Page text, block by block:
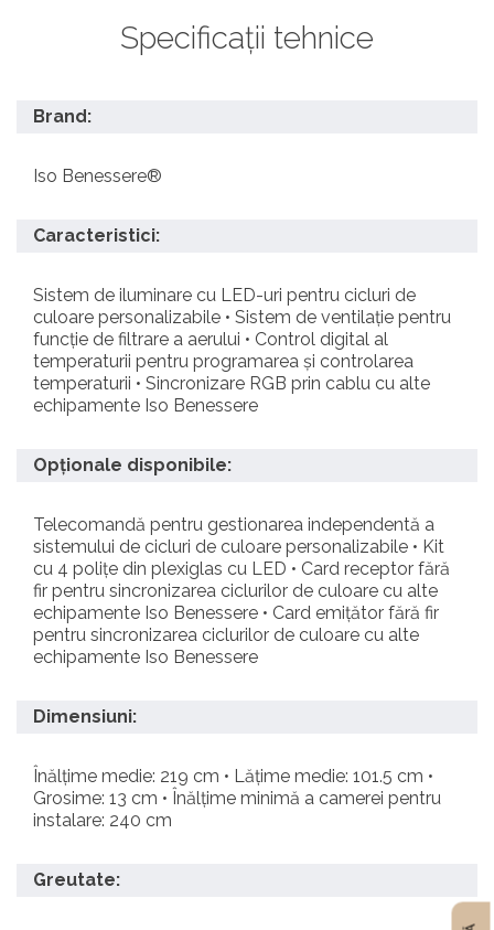
Specificații tehnice
Brand:
Iso Benessere®
Caracteristici:
Sistem de iluminare cu LED-uri pentru cicluri de
culoare personalizabile • Sistem de ventilație pentru
funcție de filtrare a aerului • Control digital al
temperaturii pentru programarea și controlarea
temperaturii • Sincronizare RGB prin cablu cu alte
echipamente Iso Benessere
Opționale disponibile:
Telecomandă pentru gestionarea independentă a
sistemului de cicluri de culoare personalizabile • Kit
cu 4 polițe din plexiglas cu LED • Card receptor fără
fir pentru sincronizarea ciclurilor de culoare cu alte
echipamente Iso Benessere • Card emițător fără fir
pentru sincronizarea ciclurilor de culoare cu alte
echipamente Iso Benessere
Dimensiuni:
Înălțime medie: 219 cm • Lățime medie: 101.5 cm •
Grosime: 13 cm • Înălțime minimă a camerei pentru
instalare: 240 cm
Greutate: